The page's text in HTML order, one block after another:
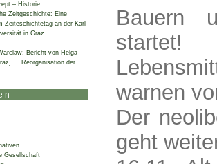
– Historie
Zeitgeschichte: Eine
Zeiteschichtetag an der Karl-
in Graz
Bericht von Helga
… Reorganisation der
Gesellschaft
Bauern
startet!
warnen
Der
geht